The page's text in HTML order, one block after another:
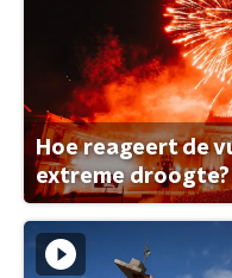
Hoe reageert de
extreme droogte?